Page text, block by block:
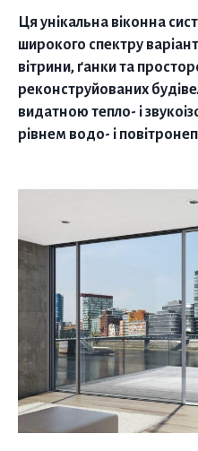
Ця унікальна віконна
широкого спектру
вітрини, ґанки та
реконструйованих
видатною тепло- і
рівнем водо- і